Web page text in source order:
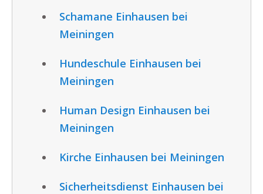
Schamane Einhausen bei
Meiningen
Hundeschule Einhausen bei
Meiningen
Human Design Einhausen bei
Meiningen
Kirche Einhausen bei Meiningen
Sicherheitsdienst Einhausen bei